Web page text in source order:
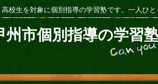
校生を対象に個別指導の学習塾です。一人ひ
州市個別指導の学習